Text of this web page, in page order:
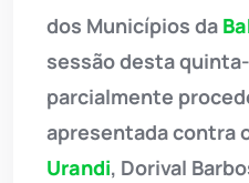
dos Municípios da
sessão desta
parcialmente
apresentada contra
Urandi, Dorival